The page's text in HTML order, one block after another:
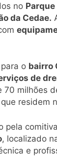
no
da Cedae.
o bairro
de
70 milhões
que residem
pela
, localizado
e